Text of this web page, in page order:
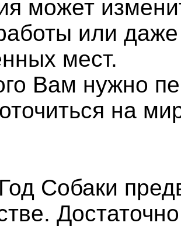
может
или
мест.
Вам нужно
на
Собаки